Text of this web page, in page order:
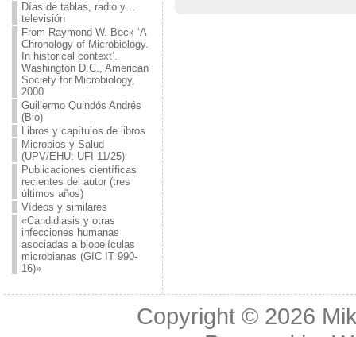
Días de tablas, radio y…
televisión
From Raymond W. Beck ‘A
Chronology of Microbiology.
In historical context’.
Washington D.C., American
Society for Microbiology,
2000
Guillermo Quindós Andrés
(Bio)
Libros y capítulos de libros
Microbios y Salud
(UPV/EHU: UFI 11/25)
Publicaciones científicas
recientes del autor (tres
últimos años)
Vídeos y similares
«Candidiasis y otras
infecciones humanas
asociadas a biopelículas
microbianas (GIC IT 990-
16)»
Copyright © 2026